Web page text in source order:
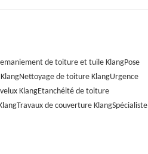
de toiture et tuile KlangPose
Nettoyage de toiture KlangUrgence
KlangEtanchéité de toiture
Travaux de couverture KlangSpécialiste